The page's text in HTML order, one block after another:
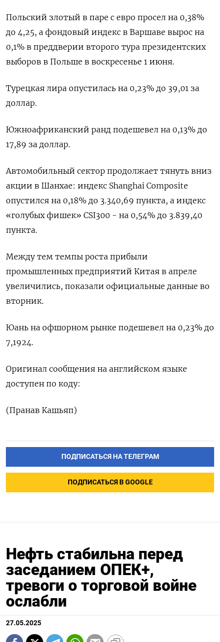
Польский злотый в паре с евро просел на 0,38%
до 4,25, а фондовый индекс в Варшаве вырос на
0,1% в преддверии второго тура президентских
выборов в Польше в воскресенье 1 июня.
Турецкая лира опустилась на 0,23% до 39,01 за
доллар.
Южноафриканский ранд подешевел на 0,13% до
17,89 за доллар.
Автомобильный сектор продолжает тянуть вниз
акции в Шанхае: индекс Shanghai Composite
опустился на 0,18% до 3.340,69 пункта, а индекс
«голубых фишек» CSI300 - на 0,54% до 3.839,40
пункта.
Между тем темпы роста прибыли
промышленных предприятий Китая в апреле
увеличились, показали официальные данные во
вторник.
Юань на офшорном рынке подешевел на 0,23% до
7,1924.
Оригинал сообщения на английском языке
доступен по коду:
(Пранав Кашьяп)
ПОДПИСАТЬСЯ НА ТЕЛЕГРАМ
ПОДПИСАТЬСЯ В GOOGLE
Нефть стабильна перед
заседанием ОПЕК+,
тревоги о торговой войне
ослабли
27.05.2025